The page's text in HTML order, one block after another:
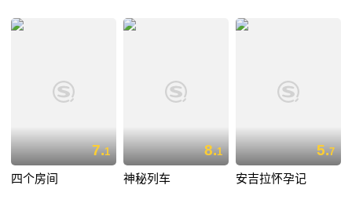
7.1
四个房间
8.1
神秘列车
5.7
安吉拉怀孕记